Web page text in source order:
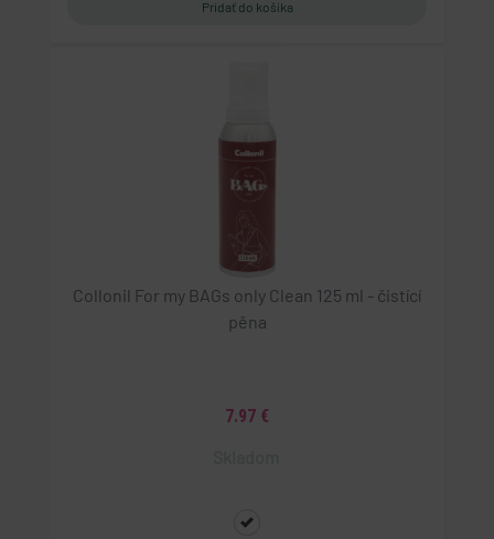
Collonil For my BAGs only Clean 125 ml - čistící
pěna
7.97 €